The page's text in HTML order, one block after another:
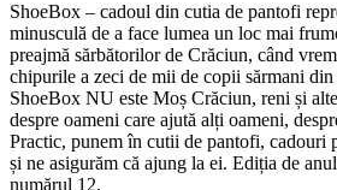
ShoeBox – cadoul din cutia de pantofi
minusculă de a face lumea un loc mai
preajmă sărbătorilor de Crăciun, când
chipurile a zeci de mii de copii sărmani
ShoeBox NU este Moș Crăciun, reni și
despre oameni care ajută alți oameni,
Practic, punem în cutii de pantofi, cadouri
și ne asigurăm că ajung la ei. Ediția de anul
numărul 12.